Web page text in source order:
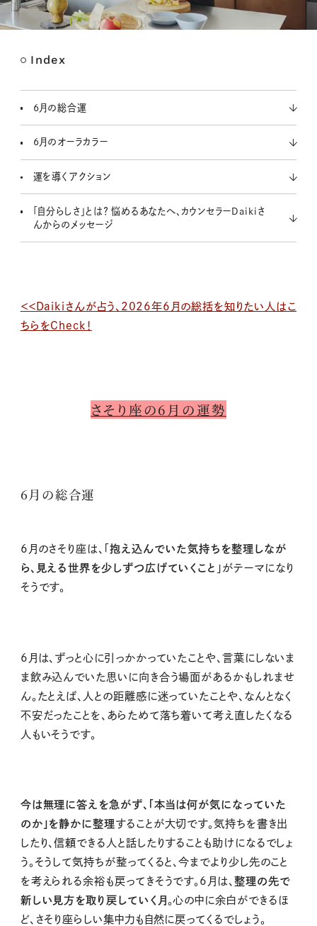
Index
6月の総合運
6月のオーラカラー
運を導くアクション
「自分らしさ」とは？ 悩めるあなたへ、カウンセラーDaikiさ
んからのメッセージ
＜＜Daikiさんが占う、2026年6月の総括を知りたい人はこ
ちらをCheck！
さそり座の6月の運勢
6月の総合運
6月のさそり座は、「 抱え込んでいた気持ちを整理しなが
ら、見える世界を少しずつ広げていくこと 」がテーマになり
そうです。
6月は、ずっと心に引っかかっていたことや、言葉にしないま
ま飲み込んでいた思いに向き合う場面があるかもしれませ
ん。たとえば、人との距離感に迷っていたことや、なんとなく
不安だったことを、あらためて落ち着いて考え直したくなる
人もいそうです。
今は無理に答えを急がず、「本当は何が気になっていた
のか」を静かに整理することが大切です。気持ちを書き出
したり、信頼できる人と話したりすることも助けになるでしょ
う。そうして気持ちが整ってくると、今までより少し先のこと
を考えられる余裕も戻ってきそうです。6月は、 整理の先で
新しい見方を取り戻していく月 。心の中に余白ができるほ
ど、さそり座らしい集中力も自然に戻ってくるでしょう。